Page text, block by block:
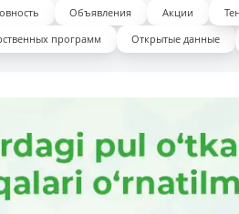
Объявления Акции
программ Открытые данные